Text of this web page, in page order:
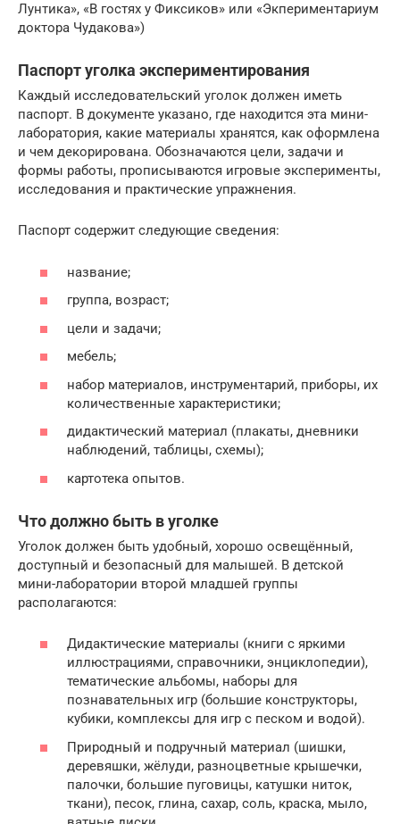
Лунтика», «В гостях у Фиксиков» или «Экпериментариум
доктора Чудакова»)
Паспорт уголка экспериментирования
Каждый исследовательский уголок должен иметь
паспорт. В документе указано, где находится эта мини-
лаборатория, какие материалы хранятся, как оформлена
и чем декорирована. Обозначаются цели, задачи и
формы работы, прописываются игровые эксперименты,
исследования и практические упражнения.
Паспорт содержит следующие сведения:
название;
группа, возраст;
цели и задачи;
мебель;
набор материалов, инструментарий, приборы, их
количественные характеристики;
дидактический материал (плакаты, дневники
наблюдений, таблицы, схемы);
картотека опытов.
Что должно быть в уголке
Уголок должен быть удобный, хорошо освещённый,
доступный и безопасный для малышей. В детской
мини-лаборатории второй младшей группы
располагаются:
Дидактические материалы (книги с яркими
иллюстрациями, справочники, энциклопедии),
тематические альбомы, наборы для
познавательных игр (большие конструкторы,
кубики, комплексы для игр с песком и водой).
Природный и подручный материал (шишки,
деревяшки, жёлуди, разноцветные крышечки,
палочки, большие пуговицы, катушки ниток,
ткани), песок, глина, сахар, соль, краска, мыло,